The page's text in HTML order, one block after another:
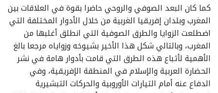
كما كان البعد الصوفي والروحي حاضرا بقوة في العلاقات بين
المغرب وبلدان إفريقيا الغربية من خلال الأدوار المختلفة التي
اضطلعت الزوايا والطرق الصوفية التي انطلق أغلبها من
المغرب، وبالتالي شكل هذا الأخير بشيوخه وزواياه مرجعا بالغ
الأهمية لأتباع هذه الطرق التي قامت بأدوار هامة في نشر
الحضارة العربية والإسلام في المنطقة الإفريقية، وفي
الدفاع عنه أمام التيارات الأوروبية والحركات التبشيرية